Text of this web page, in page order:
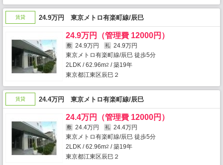
賃貸 24.9万円 東京メトロ有楽町線/辰巳
24.9万円（管理費 12000円）
敷 24.9万円 礼
24.9万円
東京メトロ有楽町線/辰巳 徒歩5分
2LDK / 62.96m2 / 築19年
東京都江東区辰巳２
賃貸 24.4万円 東京メトロ有楽町線/辰巳
24.4万円（管理費 12000円）
敷 24.4万円 礼
24.4万円
東京メトロ有楽町線/辰巳 徒歩5分
2LDK / 62.96m2 / 築19年
東京都江東区辰巳２